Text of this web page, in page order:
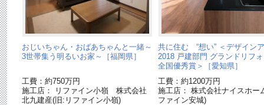
おじいちゃん・おばあちゃんと一緒～
3世帯集う明るいお家～［福岡県］
工費：約750万円
施工店： リファイン小嶺 株式会社
北九建産(旧:リファイン小嶺)
共に住む “想い” ＜デザイン
2018 戸建部門 グランドリフ
全国優秀賞＞［愛知県］
工費：約1200万円
施工店： 株式会社ナイスホー
ファイン安城)